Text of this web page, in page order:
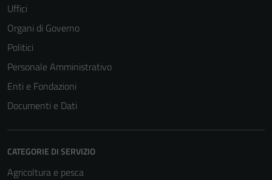
Uffici
Organi di Governo
Politici
Personale Amministrativo
Enti e Fondazioni
Documenti e Dati
CATEGORIE DI SERVIZIO
Agricoltura e pesca